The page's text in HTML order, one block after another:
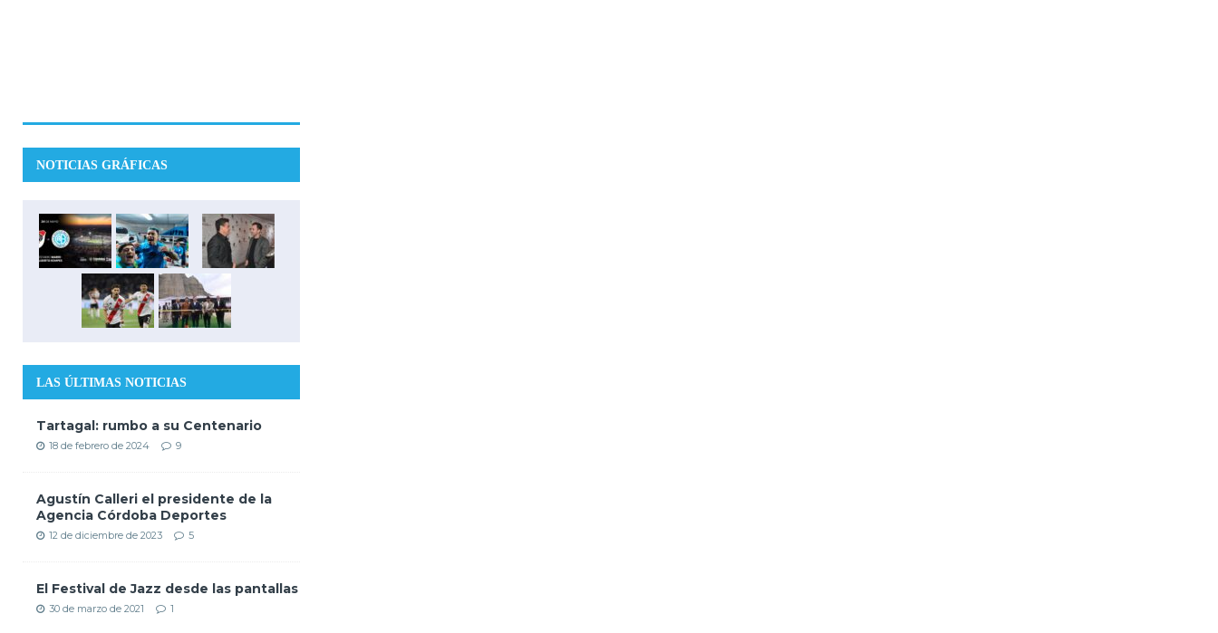
NOTICIAS GRÁFICAS
LAS ÚLTIMAS NOTICIAS
Tartagal: rumbo a su Centenario
18 de febrero de 2024 9
Agustín Calleri el presidente de la
Agencia Córdoba Deportes
12 de diciembre de 2023 5
El Festival de Jazz desde las pantallas
30 de marzo de 2021 1